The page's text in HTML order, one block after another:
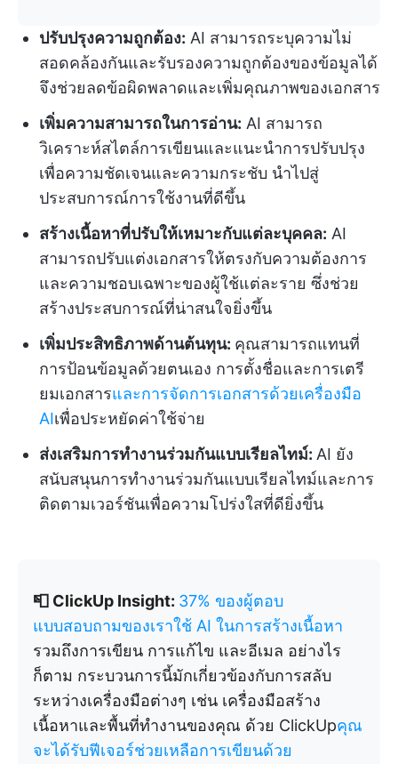
ปรับปรุงความถูกต้อง: AI สามารถระบุความไม่
สอดคล้องกันและรับรองความถูกต้องของข้อมูลได้
จึงช่วยลดข้อผิดพลาดและเพิ่มคุณภาพของเอกสาร
เพิ่มความสามารถในการอ่าน: AI สามารถ
วิเคราะห์สไตล์การเขียนและแนะนำการปรับปรุง
เพื่อความชัดเจนและความกระชับ นำไปสู่
ประสบการณ์การใช้งานที่ดีขึ้น
สร้างเนื้อหาที่ปรับให้เหมาะกับแต่ละบุคคล: AI
สามารถปรับแต่งเอกสารให้ตรงกับความต้องการ
และความชอบเฉพาะของผู้ใช้แต่ละราย ซึ่งช่วย
สร้างประสบการณ์ที่น่าสนใจยิ่งขึ้น
เพิ่มประสิทธิภาพด้านต้นทุน: คุณสามารถแทนที่
การป้อนข้อมูลด้วยตนเอง การตั้งชื่อและการเตรี
ยมเอกสารและการจัดการเอกสารด้วยเครื่องมือ
AIเพื่อประหยัดค่าใช้จ่าย
ส่งเสริมการทำงานร่วมกันแบบเรียลไทม์: AI ยัง
สนับสนุนการทำงานร่วมกันแบบเรียลไทม์และการ
ติดตามเวอร์ชันเพื่อความโปร่งใสที่ดียิ่งขึ้น
📮 ClickUp Insight: 37% ของผู้ตอบ
แบบสอบถามของเราใช้ AI ในการสร้างเนื้อหา
รวมถึงการเขียน การแก้ไข และอีเมล อย่างไร
ก็ตาม กระบวนการนี้มักเกี่ยวข้องกับการสลับ
ระหว่างเครื่องมือต่างๆ เช่น เครื่องมือสร้าง
เนื้อหาและพื้นที่ทำงานของคุณ ด้วย ClickUpคุณ
จะได้รับฟีเจอร์ช่วยเหลือการเขียนด้วย